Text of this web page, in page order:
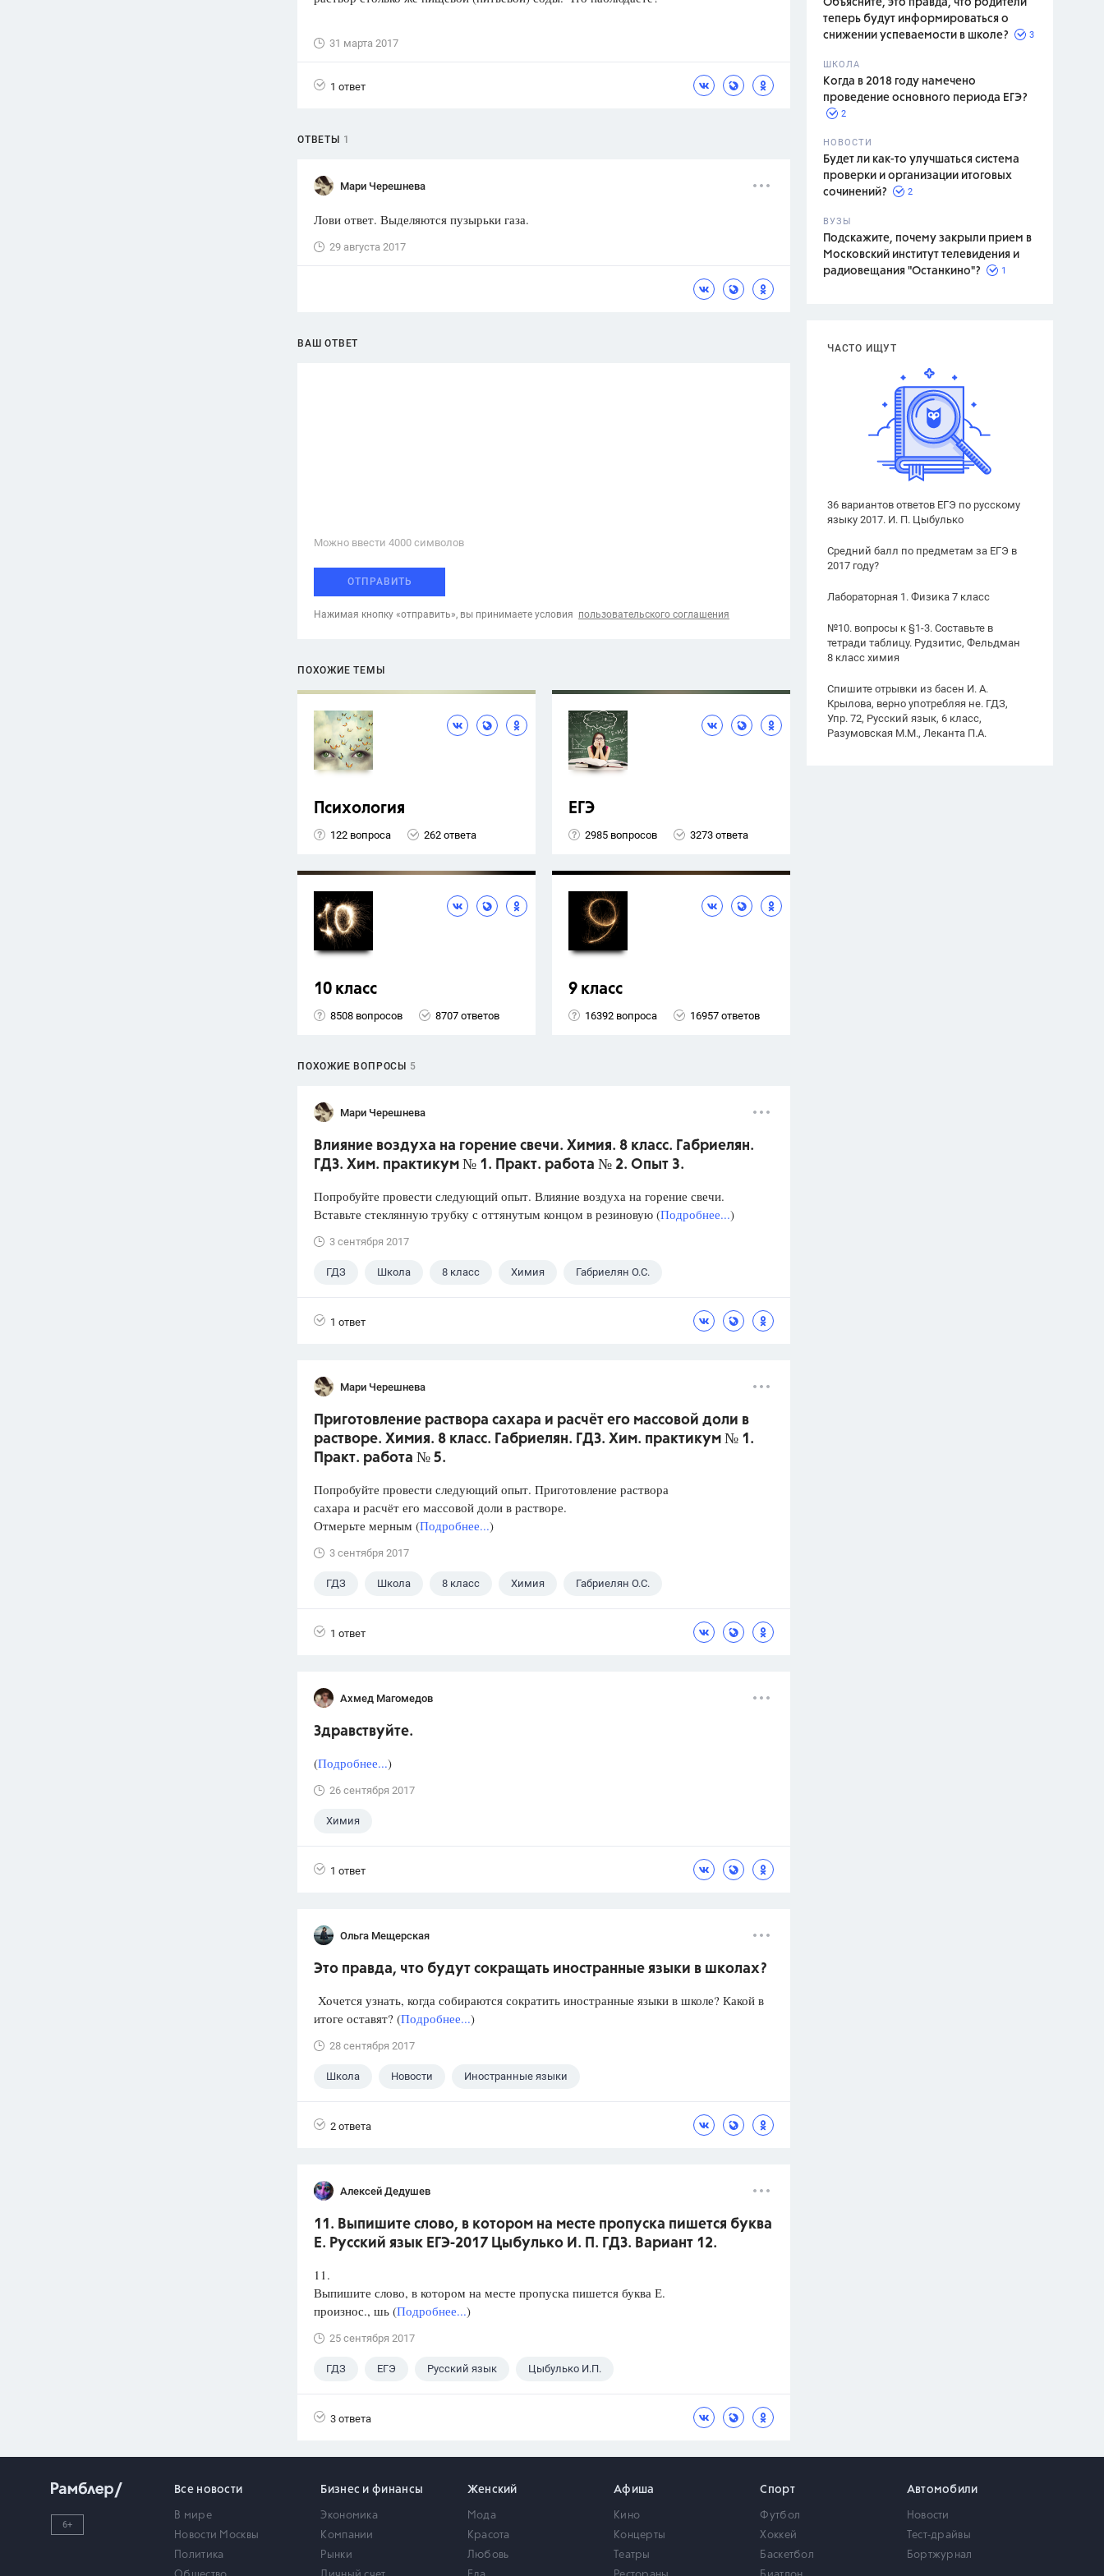
1752 ответа
ответа
1551 ответ
ответов
Красота, Воспитание
Объясните, это правда, что родители
теперь будут информироваться о
снижении успеваемости в школе?
3
ШКОЛА
Когда в 2018 году намечено
проведение основного периода ЕГЭ?
2
НОВОСТИ
Будет ли как-то улучшаться система
проверки и организации итоговых
сочинений?
2
ВУЗЫ
Подскажите, почему закрыли прием в
Московский институт телевидения и
радиовещания "Останкино"?
1
ЧАСТО ИЩУТ
36 вариантов ответов ЕГЭ по русскому
языку 2017. И. П. Цыбулько
Средний балл по предметам за ЕГЭ в
2017 году?
Лабораторная 1. Физика 7 класс
№10. вопросы к §1-3. Составьте в
тетради таблицу. Рудзитис, Фельдман
8 класс химия
Спишите отрывки из басен И. А.
Крылова, верно употребляя не. ГДЗ,
Упр. 72, Русский язык, 6 класс,
Разумовская М.М., Леканта П.А.
31 марта 2017
1 ответ
ОТВЕТЫ 1
Мари Черешнева
Лови ответ. Выделяются пузырьки газа.
29 августа 2017
ВАШ ОТВЕТ
Можно ввести 4000 cимволов
ОТПРАВИТЬ
Нажимая кнопку «отправить», вы принимаете условия пользовательского соглашения
ПОХОЖИЕ ТЕМЫ
Психология
122 вопроса 262 ответа
ЕГЭ
2985 вопросов 3273 ответа
10 класс
8508 вопросов 8707 ответов
9 класс
16392 вопроса 16957 ответов
ПОХОЖИЕ ВОПРОСЫ 5
Мари Черешнева
Влияние воздуха на горение свечи. Химия. 8 класс. Габриелян.
ГДЗ. Хим. практикум № 1. Практ. работа № 2. Опыт 3.
Попробуйте провести следующий опыт. Влияние воздуха на горение свечи.
Вставьте стеклянную трубку с оттянутым концом в резиновую (Подробнее...)
3 сентября 2017
ГДЗ Школа 8 класс Химия Габриелян О.С.
1 ответ
Мари Черешнева
Приготовление раствора сахара и расчёт его массовой доли в
растворе. Химия. 8 класс. Габриелян. ГДЗ. Хим. практикум № 1.
Практ. работа № 5.
Попробуйте провести следующий опыт. Приготовление раствора
сахара и расчёт его массовой доли в растворе.
Отмерьте мерным (Подробнее...)
3 сентября 2017
ГДЗ Школа 8 класс Химия Габриелян О.С.
1 ответ
Ахмед Магомедов
Здравствуйте.
(Подробнее...)
26 сентября 2017
Химия
1 ответ
Ольга Мещерская
Это правда, что будут сокращать иностранные языки в школах?
Хочется узнать, когда собираются сократить иностранные языки в школе? Какой в
итоге оставят? (Подробнее...)
28 сентября 2017
Школа Новости Иностранные языки
2 ответа
Алексей Дедушев
11. Выпишите слово, в котором на месте пропуска пишется буква
Е. Русский язык ЕГЭ-2017 Цыбулько И. П. ГДЗ. Вариант 12.
11.
Выпишите слово, в котором на месте пропуска пишется буква Е.
произнос., шь (Подробнее...)
25 сентября 2017
ГДЗ ЕГЭ Русский язык Цыбулько И.П.
3 ответа
6+
Все новости
В мире
Новости Москвы
Политика
Бизнес и финансы
Экономика
Компании
Рынки
Женский
Мода
Красота
Любовь
Афиша
Кино
Концерты
Театры
Спорт
Футбол
Хоккей
Баскетбол
Автомобили
Новости
Тест-драйвы
Бортжурнал